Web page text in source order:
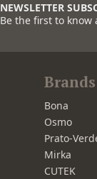
NEWSLETTER
Be the first to know
Brands
Bona
Osmo
Prato-
Mirka
CUTEK